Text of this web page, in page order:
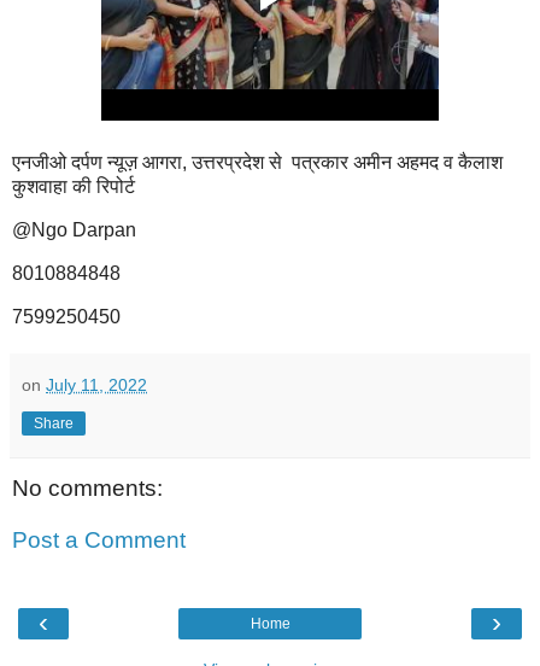
एनजीओ दर्पण न्यूज़ आगरा, उत्तरप्रदेश से पत्रकार अमीन अहमद व कैलाश
कुशवाहा की रिपोर्ट
@Ngo Darpan
8010884848
7599250450
on July 11, 2022
Share
No comments:
Post a Comment
‹ ›
Home